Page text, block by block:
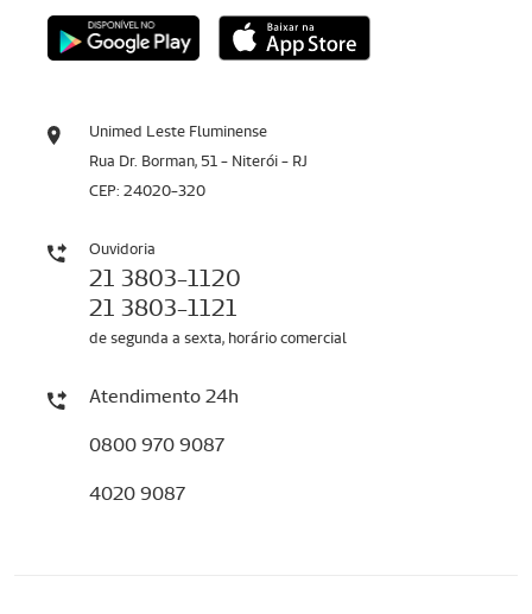
Unimed Leste Fluminense
Rua Dr. Borman, 51 - Niterói - RJ
CEP: 24020-320
Ouvidoria
21 3803-1120
21 3803-1121
de segunda a sexta, horário comercial
Atendimento 24h
0800 970 9087
4020 9087